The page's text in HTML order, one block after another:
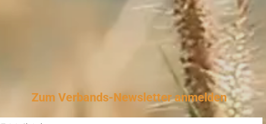
Zum Verbands-Newsletter anmelden